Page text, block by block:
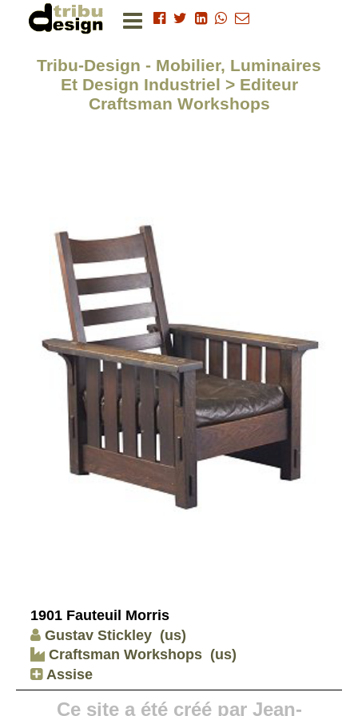
Tribu-Design - Mobilier, Luminaires
Et Design Industriel > Editeur
Craftsman Workshops
1901 Fauteuil Morris
Gustav Stickley (us)
Craftsman Workshops (us)
Assise
Ce site a été créé par Jean-